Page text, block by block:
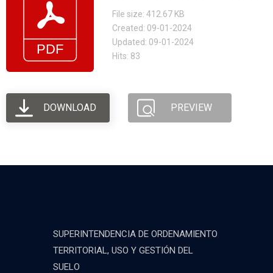
File size: 412.67 KB
Created: 09-01-2024
Updated: 09-01-2024
Hits: 83
DOWNLOAD PREVIEW
SUPERINTENDENCIA DE ORDENAMIENTO
TERRITORIAL, USO Y GESTIÓN DEL
SUELO